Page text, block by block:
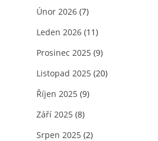
Únor 2026 (7)
Leden 2026 (11)
Prosinec 2025 (9)
Listopad 2025 (20)
Říjen 2025 (9)
Září 2025 (8)
Srpen 2025 (2)